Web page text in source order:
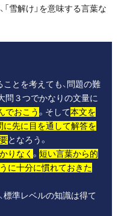
「雪解け」を意味する言葉な
とを考えても、問題の難
問３つでかなりの文量に
でおこう。そして本文を
に先に目を通して解答を
となろう。
りなく 。 短い言葉から的
に十分に慣れておきた
標準レベルの知識は得て